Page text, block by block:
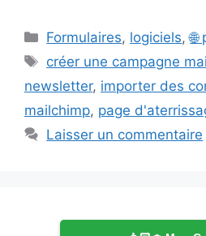
Catégories
Formulaires, logiciels,🌐
Étiquettes
créer une campagne
newsletter, importer des
mailchimp, page
Laisser un commentaire